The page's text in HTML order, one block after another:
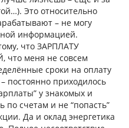
Это относительно
– не могу
информацией.
что ЗАРПЛАТУ
меня не совсем
сроки на оплату
постоянно приходилось
у знакомых и
по счетам и не “попасть”
Да и оклад энергетика